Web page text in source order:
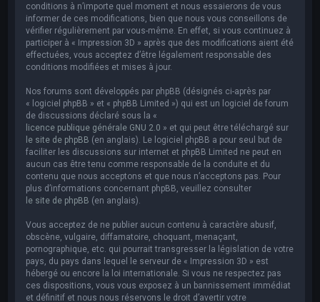
conditions à n’importe quel moment et nous essaierons de vous
informer de ces modifications, bien que nous vous conseillons de
vérifier régulièrement par vous-même. En effet, si vous continuez à
participer à « Impression 3D » après que des modifications aient été
effectuées, vous acceptez d’être légalement responsable des
conditions modifiées et mises à jour.
Nos forums sont développés par phpBB (désignés ci-après par
« logiciel phpBB » et « phpBB Limited ») qui est un logiciel de forum
de discussions déclaré sous la «
licence publique générale GNU 2.0 » et qui peut être téléchargé sur
le site de phpBB (en anglais). Le logiciel phpBB a pour seul but de
faciliter les discussions sur internet et phpBB Limited ne peut en
aucun cas être tenu comme responsable de la conduite et du
contenu que nous acceptons et que nous n’acceptons pas. Pour
plus d’informations concernant phpBB, veuillez consulter
le site de phpBB (en anglais).
Vous acceptez de ne publier aucun contenu à caractère abusif,
obscène, vulgaire, diffamatoire, choquant, menaçant,
pornographique, etc. qui pourrait transgresser la législation de votre
pays, du pays dans lequel le serveur de « Impression 3D » est
hébergé ou encore la loi internationale. Si vous ne respectez pas
ces dispositions, vous vous exposez à un bannissement immédiat
et définitif et nous nous réservons le droit d’avertir votre